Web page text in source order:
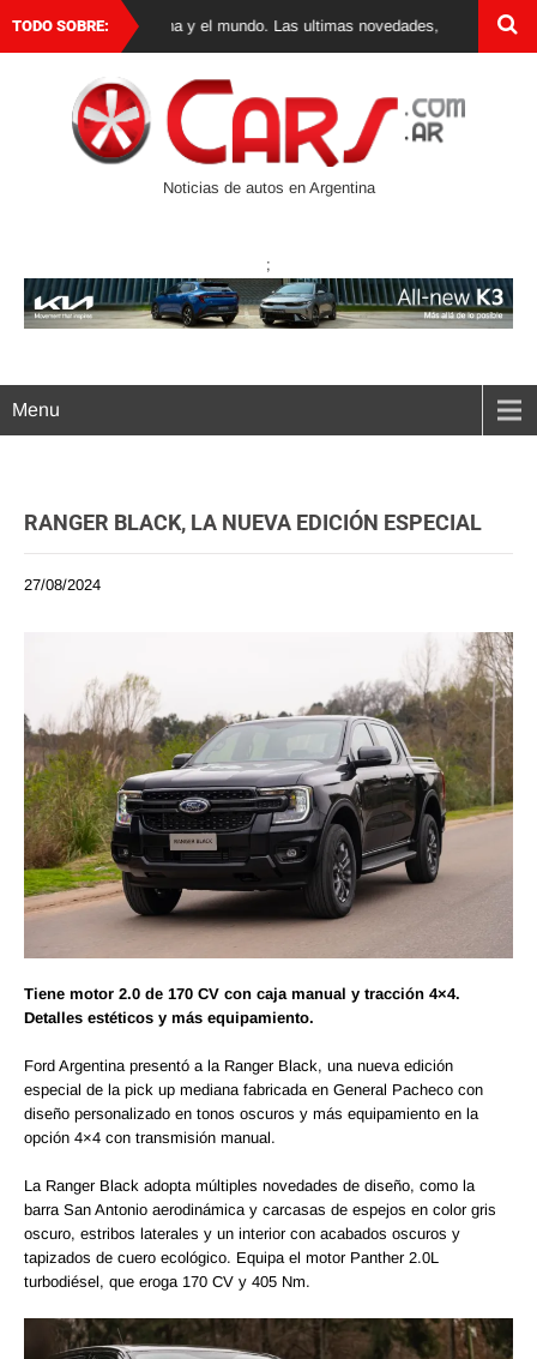
TODO SOBRE:
0 km en Argentina y el mundo. Las ultimas novedades, lanzamientos y
Noticias de autos en Argentina
;
Menu
RANGER BLACK, LA NUEVA EDICIÓN ESPECIAL
27/08/2024
Tiene motor 2.0 de 170 CV con caja manual y tracción 4×4.
Detalles estéticos y más equipamiento.
Ford Argentina presentó a la Ranger Black, una nueva edición
especial de la pick up mediana fabricada en General Pacheco con
diseño personalizado en tonos oscuros y más equipamiento en la
opción 4×4 con transmisión manual.
La Ranger Black adopta múltiples novedades de diseño, como la
barra San Antonio aerodinámica y carcasas de espejos en color gris
oscuro, estribos laterales y un interior con acabados oscuros y
tapizados de cuero ecológico. Equipa el motor Panther 2.0L
turbodiésel, que eroga 170 CV y 405 Nm.